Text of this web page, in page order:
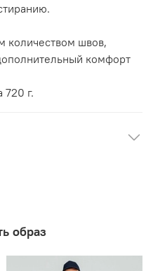
количеством швов,
комфорт
720 г.
образ